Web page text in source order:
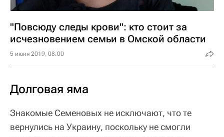
"Повсюду следы крови": кто стоит за
исчезновением семьи в Омской области
5 июня 2019, 08:00
Долговая яма
Знакомые Семеновых не исключают, что те
вернулись на Украину, поскольку не смогли